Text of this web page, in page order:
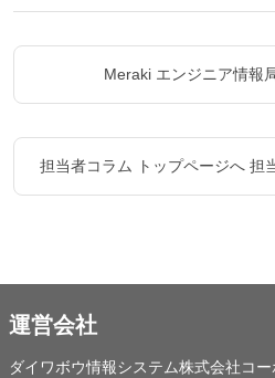
Meraki エンジニア情報
担当者コラム トップページへ 担
運営会社
ダイワボウ情報システム株式会社コ